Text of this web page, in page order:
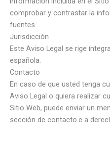
comprobar y contrastar la
fuentes.
Jurisdicción
Este Aviso Legal se rige
española.
Contacto
En caso de que usted tenga
Aviso Legal o quiera realizar
Sitio Web, puede enviar un
sección de contacto.e a